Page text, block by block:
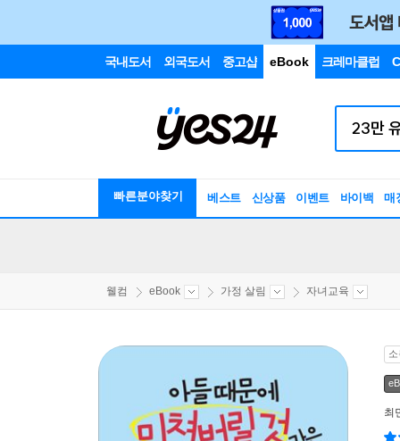
국내도서 외국도서 중고샵 eBook 크레마클럽
빠른분야찾기 베스트 신상품 이벤트 바이백 매
웰컴 eBook 가정 살림 자녀교육
최